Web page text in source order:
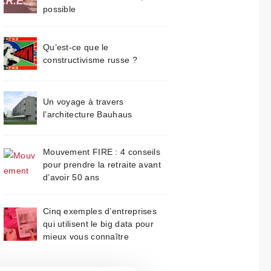
possible
Qu’est-ce que le
constructivisme russe ?
Un voyage à travers
l’architecture Bauhaus
Mouvement FIRE : 4 conseils
pour prendre la retraite avant
d’avoir 50 ans
Cinq exemples d’entreprises
qui utilisent le big data pour
mieux vous connaître